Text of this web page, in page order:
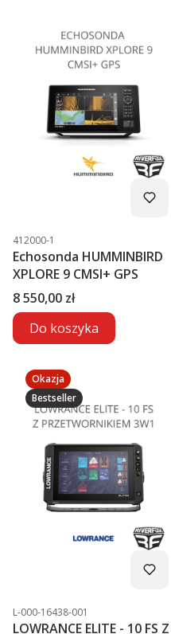
Kod produktu
412000-1
Echosonda HUMMINBIRD
XPLORE 9 CMSI+ GPS
Cena
8 550,00 zł
Do koszyka
Okazja
Bestseller
Kod produktu
L-000-16438-001
LOWRANCE ELITE - 10 FS Z